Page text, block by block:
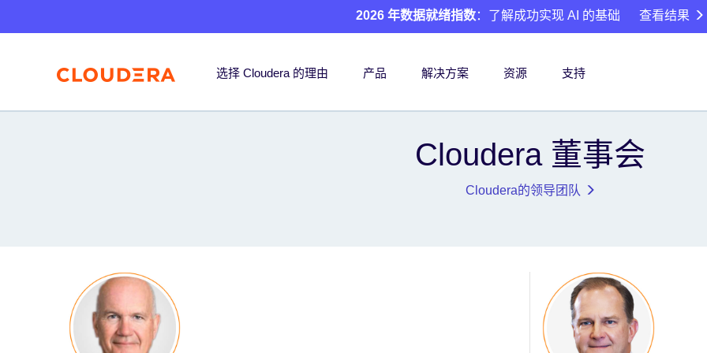
2026 年数据就绪指数：了解成功实现 AI 的基础 查看结果
选择 Cloudera 的理由 产品 解决方案 资源 支持
Cloudera 董事会
Cloudera的领导团队